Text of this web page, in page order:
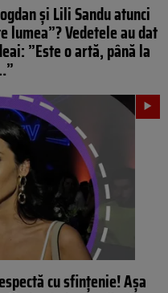
și Lili Sandu atunci
lumea”? Vedetele au dat
”Este o artă, până la
cu sfințenie! Așa